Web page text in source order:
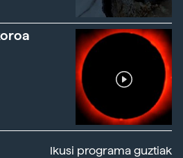
Ikusi programa guztiak